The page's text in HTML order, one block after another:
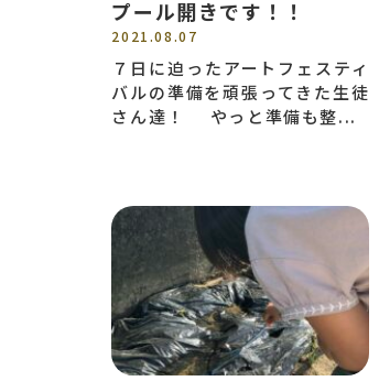
プール開きです！！
2021.08.07
７日に迫ったアートフェスティ
バルの準備を頑張ってきた生徒
さん達！ やっと準備も整...